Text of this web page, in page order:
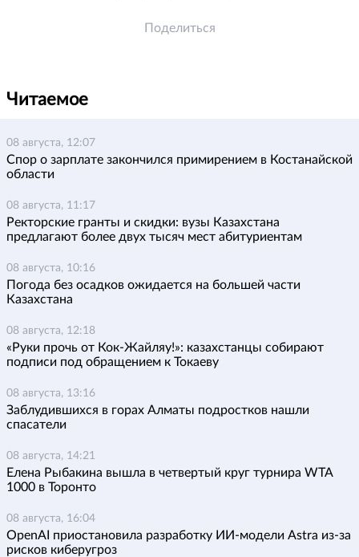
Поделиться
Читаемое
08 августа, 12:07
Спор о зарплате закончился примирением в Костанайской
области
08 августа, 11:17
Ректорские гранты и скидки: вузы Казахстана
предлагают более двух тысяч мест абитуриентам
08 августа, 10:16
Погода без осадков ожидается на большей части
Казахстана
08 августа, 12:18
«Руки прочь от Кок-Жайляу!»: казахстанцы собирают
подписи под обращением к Токаеву
08 августа, 13:16
Заблудившихся в горах Алматы подростков нашли
спасатели
08 августа, 14:21
Елена Рыбакина вышла в четвертый круг турнира WTA
1000 в Торонто
08 августа, 16:04
OpenAI приостановила разработку ИИ-модели Astra из-за
рисков киберугроз